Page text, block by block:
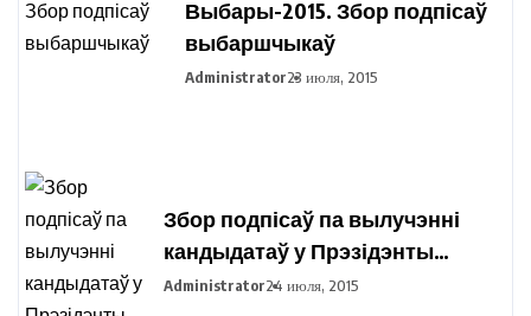
Выбары-2015. Збор подпісаў
выбаршчыкаў
Administrator23 июля, 2015
Збор подпісаў па вылучэнні
кандыдатаў у Прэзідэнты
Рэспублікі Беларусь праходзіць
Administrator24 июля, 2015